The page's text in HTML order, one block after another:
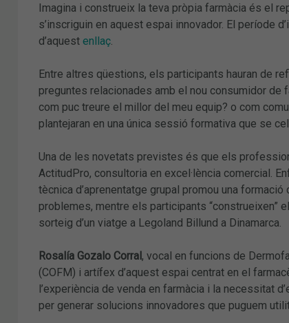
Imagina i construeix la teva pròpia farmàcia és el
s’inscriguin en aquest espai innovador. El període
d’aquest enllaç.
Entre altres qüestions, els participants hauran de
preguntes relacionades amb el nou consumidor
com puc treure el millor del meu equip? o com
plantejaran en una única sessió formativa que se
Una de les novetats previstes és que els
ActitudPro, consultoria en excel·lència comercial.
tècnica d’aprenentatge grupal promou una
problemes, mentre els participants
sorteig d’un viatge a Legoland Billund a Dinamarca.
Rosalía Gozalo Corral, vocal en funcions de
(COFM) i artífex d’aquest espai centrat en el
l’experiència de venda en farmàcia i la necessitat
per generar solucions innovadores que puguem